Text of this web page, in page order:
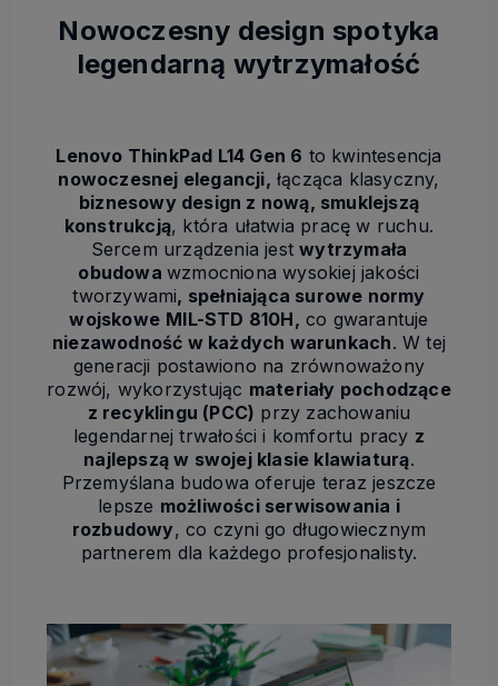
Nowoczesny design spotyka
legendarną wytrzymałość
Lenovo ThinkPad L14 Gen 6 to kwintesencja
nowoczesnej elegancji, łącząca klasyczny,
biznesowy design z nową, smuklejszą
konstrukcją, która ułatwia pracę w ruchu.
Sercem urządzenia jestwytrzymała
obudowawzmocniona wysokiej jakości
tworzywami, spełniająca surowe normy
wojskowe MIL-STD 810H, co gwarantuje
niezawodność w każdych warunkach. W tej
generacji postawiono na zrównoważony
rozwój, wykorzystując materiały pochodzące
z recyklingu (PCC) przy zachowaniu
legendarnej trwałości i komfortu pracy z
najlepszą w swojej klasie klawiaturą.
Przemyślana budowa oferuje teraz jeszcze
lepsze możliwości serwisowania i
rozbudowy, co czyni go długowiecznym
partnerem dla każdego profesjonalisty.